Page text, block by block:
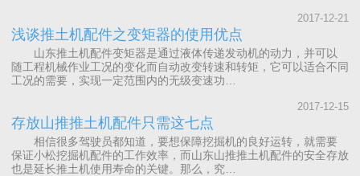
2017-12-21
浅谈推土机配件之变矩器的使用优点
山东推土机配件变矩器是通过液体传递发动机的动力，并可以
随工程机械作业工况的变化而自动改变转速和转矩，它可以适合不同
工况的需要，实现一定范围内的无级变速功…
2017-12-15
存放山推推土机配件只需这七点
相信很多驾驶员都知道，要想保障挖掘机的良好运转，就需要
保证小松挖掘机配件的工作效率，而山东山推推土机配件的安全存放
也是延长推土机使用寿命的关键。那么，究…